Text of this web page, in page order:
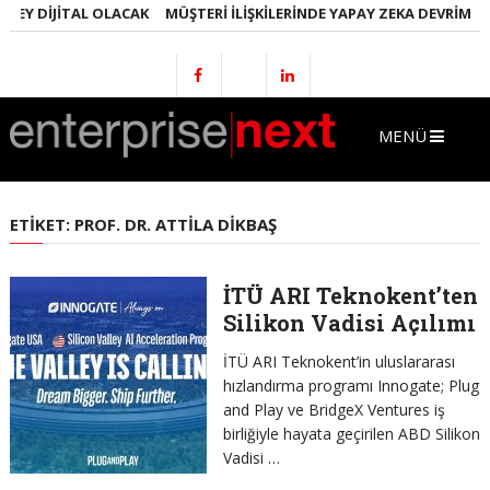
DIJITAL OLACAK MÜŞTERI İLIŞKILERINDE YAPAY ZEKA DEVRIMI
MENÜ
ETIKET: PROF. DR. ATTILA DIKBAŞ
İTÜ ARI Teknokent’ten
Silikon Vadisi Açılımı
İTÜ ARI Teknokent’in uluslararası
hızlandırma programı Innogate; Plug
and Play ve BridgeX Ventures iş
birliğiyle hayata geçirilen ABD Silikon
Vadisi …